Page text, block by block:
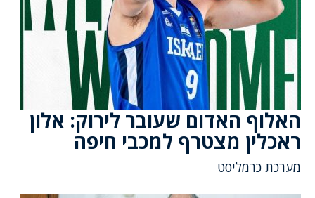
האלוף האדום שעובר לירוק: אלון
ראכלין מצטרף למכבי חיפה
מערכת כרמליסט